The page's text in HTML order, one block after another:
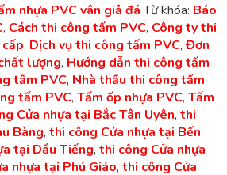
nhựa PVC vân giả đá Từ khóa: Báo
, Cách thi công tấm PVC, Công ty thi
, Dịch vụ thi công tấm PVC,Đơn
lượng, Hướng dẫn thi công tấm
tấm PVC, Nhà thầu thi công tấm
tấm PVC, Tấm ốp nhựa PVC, Tấm
Cửa nhựa tại Bắc Tân Uyên, thi
Bàng, thi công Cửa nhựa tại Bến
tại Dầu Tiếng, thi công Cửa nhựa
nhựa tại Phú Giáo, thi công Cửa